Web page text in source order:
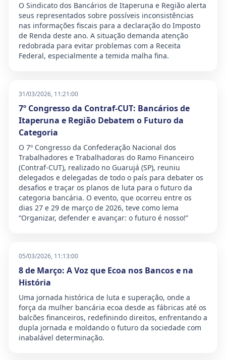
O Sindicato dos Bancários de Itaperuna e Região alerta
seus representados sobre possíveis inconsistências
nas informações fiscais para a declaração do Imposto
de Renda deste ano. A situação demanda atenção
redobrada para evitar problemas com a Receita
Federal, especialmente a temida malha fina.
31/03/2026, 11:21:00
7º Congresso da Contraf-CUT: Bancários de
Itaperuna e Região Debatem o Futuro da
Categoria
O 7º Congresso da Confederação Nacional dos
Trabalhadores e Trabalhadoras do Ramo Financeiro
(Contraf-CUT), realizado no Guarujá (SP), reuniu
delegados e delegadas de todo o país para debater os
desafios e traçar os planos de luta para o futuro da
categoria bancária. O evento, que ocorreu entre os
dias 27 e 29 de março de 2026, teve como lema
“Organizar, defender e avançar: o futuro é nosso!”
05/03/2026, 11:13:00
8 de Março: A Voz que Ecoa nos Bancos e na
História
Uma jornada histórica de luta e superação, onde a
força da mulher bancária ecoa desde as fábricas até os
balcões financeiros, redefinindo direitos, enfrentando a
dupla jornada e moldando o futuro da sociedade com
inabalável determinação.